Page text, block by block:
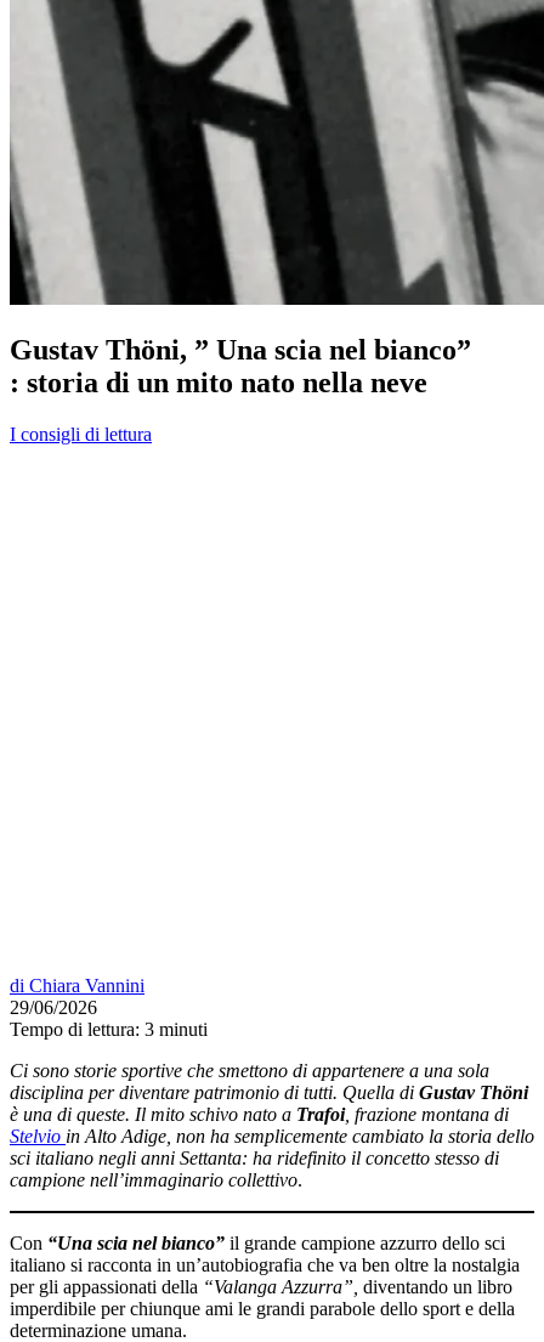
Gustav Thöni, ” Una scia nel bianco”
: storia di un mito nato nella neve
I consigli di lettura
di Chiara Vannini
29/06/2026
Tempo di lettura: 3 minuti
Ci sono storie sportive che smettono di appartenere a una sola
disciplina per diventare patrimonio di tutti. Quella di Gustav Thöni
è una di queste. Il mito schivo nato a Trafoi, frazione montana di
Stelvio in Alto Adige, non ha semplicemente cambiato la storia dello
sci italiano negli anni Settanta: ha ridefinito il concetto stesso di
campione nell’immaginario collettivo.
Con “Una scia nel bianco” il grande campione azzurro dello sci
italiano si racconta in un’autobiografia che va ben oltre la nostalgia
per gli appassionati della “Valanga Azzurra”, diventando un libro
imperdibile per chiunque ami le grandi parabole dello sport e della
determinazione umana.